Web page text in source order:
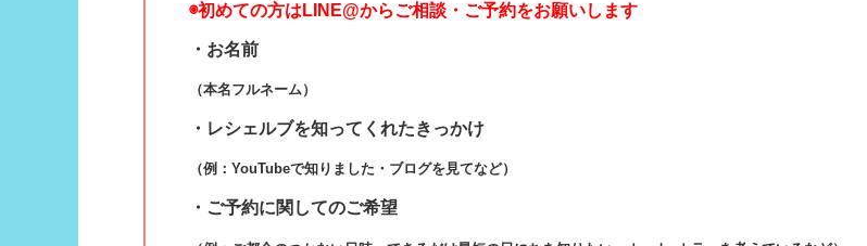
◉初めての方はLINE@からご相談・ご予約をお願いします
・お名前
（本名フルネーム）
・レシェルブを知ってくれたきっかけ
（例：YouTubeで知りました・ブログを見てなど）
・ご予約に関してのご希望